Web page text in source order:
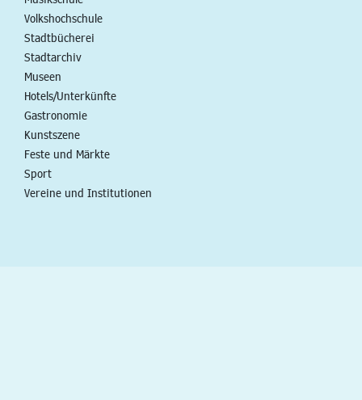
Volkshochschule
Stadtbücherei
Stadtarchiv
Museen
Hotels/Unterkünfte
Gastronomie
Kunstszene
Feste und Märkte
Sport
Vereine und Institutionen